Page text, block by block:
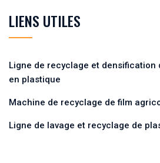
LIENS UTILES
Ligne de recyclage et densification
en plastique
Machine de recyclage de film
Ligne de lavage et recyclage de